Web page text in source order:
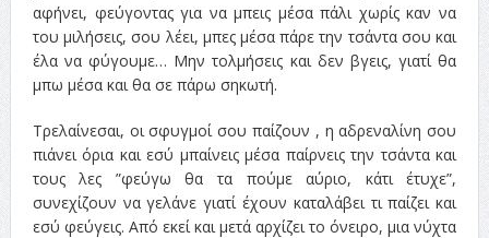
αφήνει, φεύγοντας για να μπεις μέσα πάλι χωρίς καν να
του μιλήσεις, σου λέει, μπες μέσα πάρε την τσάντα σου και
έλα να φύγουμε… Μην τολμήσεις και δεν βγεις, γιατί θα
μπω μέσα και θα σε πάρω σηκωτή.
Τρελαίνεσαι, οι σφυγμοί σου παίζουν , η αδρεναλίνη σου
πιάνει όρια και εσύ μπαίνεις μέσα παίρνεις την τσάντα και
τους λες ”φεύγω θα τα πούμε αύριο, κάτι έτυχε”,
συνεχίζουν να γελάνε γιατί έχουν καταλάβει τι παίζει και
εσύ φεύγεις. Από εκεί και μετά αρχίζει το όνειρο, μια νύχτα